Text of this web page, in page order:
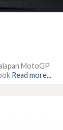
MotoGP
Read more...